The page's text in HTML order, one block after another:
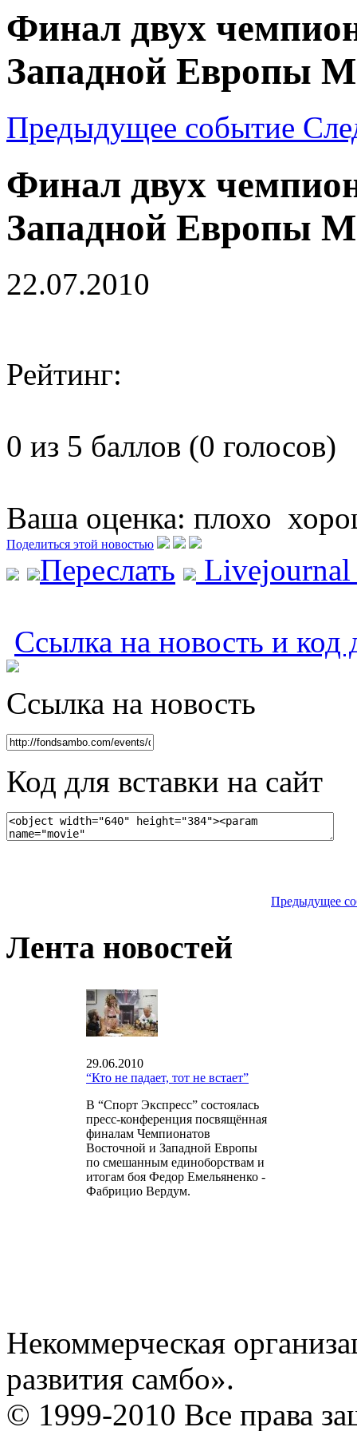
Финал двух
Западной Европы
Предыдущее событие
Финал двух
Западной Европы
22.07.2010
Рейтинг:
0 из 5 баллов (0 голосов)
Ваша оценка: плохо
Поделиться этой новостью
Переслать
Ссылка на новость и код
Ссылка на новость
Код для вставки на сайт
Предыдущее
Лента новостей
29.06.2010
“Кто не падает, тот не встает”
В “Спорт Экспресс” состоялась
пресс-конференция посвящённая
финалам Чемпионатов
Восточной и Западной Европы
по смешанным единоборствам и
итогам боя Федор Емельяненко -
Фабрицио Вердум.
Некоммерческая
развития самбо».
© 1999-2010 Все права